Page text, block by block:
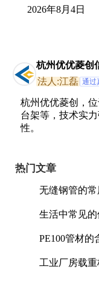
2026年8月4日
杭州优优菱创
法人:江磊 通过
杭州优优菱创，
台架等，技术实
性。
热门文章
无缝钢管的
生活中常见
PE100管材的
工业厂房载